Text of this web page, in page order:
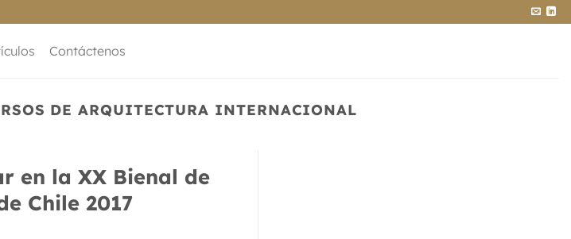
Contáctenos
DE ARQUITECTURA INTERNACIONAL
en la XX Bienal de
Chile 2017